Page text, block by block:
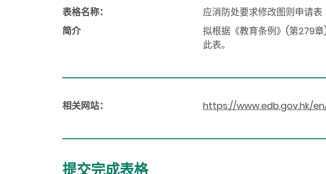
表格名称：
应消防处要求修改图则申请表
简介
拟根据《教育条例》(第279
此表。
相关网站： https://www.edb.gov.hk/